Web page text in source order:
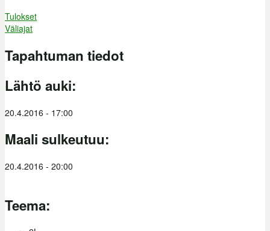
Tulokset
Väliajat
Tapahtuman tiedot
Lähtö auki:
20.4.2016 - 17:00
Maali sulkeutuu:
20.4.2016 - 20:00
Teema: